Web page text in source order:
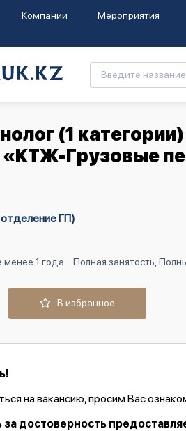
Компании Мероприятия
(1
Грузовые
ГП)
менее 1 года Полная занятость,
В избранное
на вакансию, просим Вас
достоверность